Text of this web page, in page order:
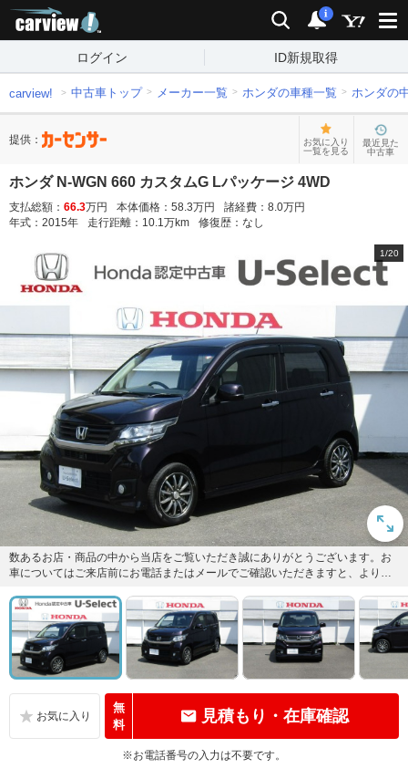
検索 通知
i
ログイン ID新規取得
carview! 中古車トップ メーカー一覧 ホンダの車種一覧 ホンダの
提供：
お気に入り
一覧を見る
最近見た
中古車
ホンダ N-WGN 660 カスタムG Lパッケージ 4WD
支払総額： 66.3万円 本体価格： 58.3万円 諸経費： 8.0万円
年式： 2015年 走行距離： 10.1万km 修復歴： なし
1/20
数あるお店・商品の中から当店をご覧いただき誠にありがとうございます。お
車についてはご来店前にお電話またはメールでご確認いただきますと、よりス
無
料
見積もり・在庫確認
※お電話番号の入力は不要です。